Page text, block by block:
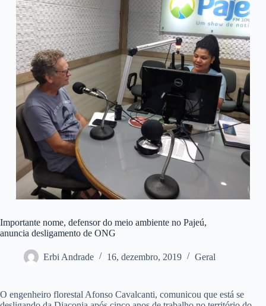
Importante nome, defensor do meio ambiente no Pajeú,
anuncia desligamento de ONG
Erbi Andrade 16, dezembro, 2019 Geral
O engenheiro florestal Afonso Cavalcanti, comunicou que está se